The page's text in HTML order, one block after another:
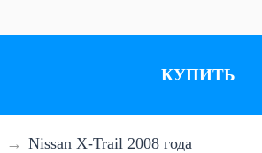
КУПИТЬ
Nissan X-Trail 2008 года